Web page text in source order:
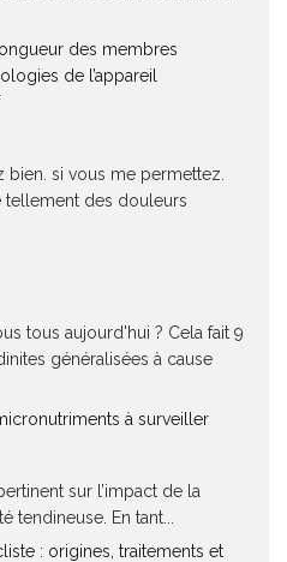
des membres
de l’appareil
bien. si vous me permettez.
tellement des douleurs
tous aujourd'hui ? Cela fait 9
généralisées à cause
à surveiller
sur l’impact de la
tendineuse. En tant...
: origines, traitements et